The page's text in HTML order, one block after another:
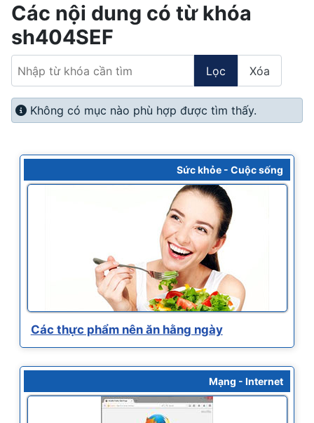
Các nội dung có từ khóa
sh404SEF
Nhập từ khóa cần tìm
Lọc Xóa
Info
Không có mục nào phù hợp được tìm thấy.
Sức khỏe - Cuộc sống
Các thực phẩm nên ăn hằng ngày
Mạng - Internet